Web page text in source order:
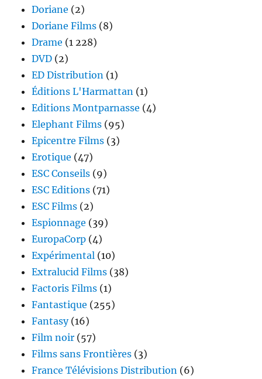
Doriane (2)
Doriane Films (8)
Drame (1 228)
DVD (2)
ED Distribution (1)
Éditions L'Harmattan (1)
Editions Montparnasse (4)
Elephant Films (95)
Epicentre Films (3)
Erotique (47)
ESC Conseils (9)
ESC Editions (71)
ESC Films (2)
Espionnage (39)
EuropaCorp (4)
Expérimental (10)
Extralucid Films (38)
Factoris Films (1)
Fantastique (255)
Fantasy(16)
Film noir (57)
Films sans Frontières (3)
France Télévisions Distribution (6)